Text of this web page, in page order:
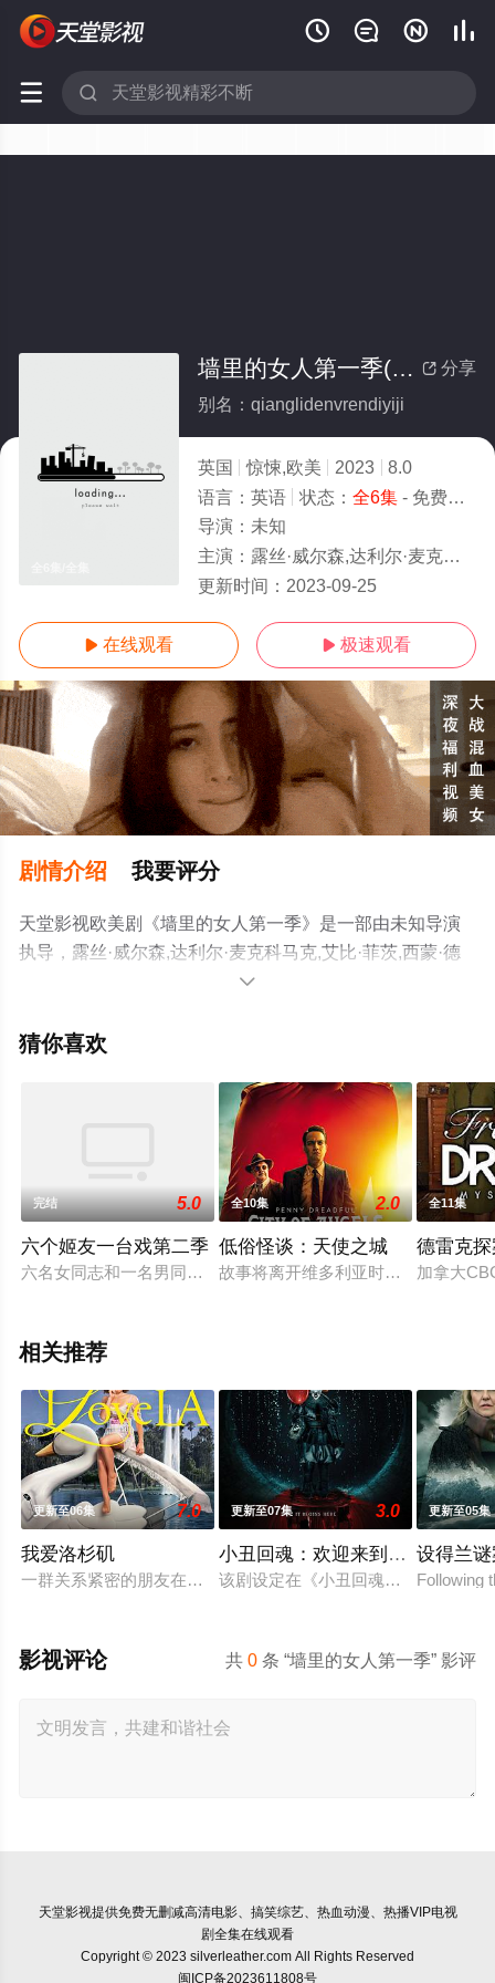
   
 
 分享
墙里的女人第一季(全集)
别名：qianglidenvrendiyiji
英国 惊悚,欧美 2023
8.0
语言： 英语 状态： 全6集- 免费在线观看
导演： 未知
主演： 露丝·威尔森,达利尔·麦克科马克,艾比·菲茨,西蒙·德兰尼,齐季·阿库多卢,Lynn,Rafferty,Hilda
更新时间： 2023-09-25
 在线观看  极速观看
剧情介绍 我要评分
天堂影视欧美剧《墙里的女人第一季》是一部由未知导演
执导，露丝·威尔森,达利尔·麦克科马克,艾比·菲茨,西蒙·德
等演员精彩演绎的英国电视剧，大结局剧情已揭晓（全6
堂电影网，更多相关信息可移步至豆瓣电视剧、电视猫或

猜你喜欢
完结 5.0
六个姬友一台戏第二季
六名女同志和一名男同志参加一个集体疗程，透过分享彼此心
全10集 2.0
低俗怪谈：天使之城
故事将离开维多利亚时代的伦 敦，
全11集
德雷克
加拿大
相关推荐
更新至06集 7.0
我爱洛杉矶
一群关系紧密的朋友在多年分离后重聚在一起，探讨着复杂的
更新至07集 3.0
小丑回魂：欢迎来到德里镇第一
该剧设定在《小丑回魂》的27年前，
更新至05集
设得兰
Following
共0 条 “墙里的女人第一季” 影评
影视评论
天堂影视提供免费无删减高清电影、搞笑综艺、热血动漫、热播VIP电视
剧全集在线观看
Copyright © 2023 silverleather.com All Rights Reserved
闽ICP备2023611808号